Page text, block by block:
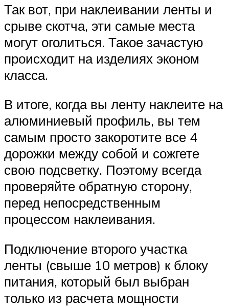
Так вот, при наклеивании ленты и
срыве скотча, эти самые места
могут оголиться. Такое зачастую
происходит на изделиях эконом
класса.
В итоге, когда вы ленту наклеите на
алюминиевый профиль, вы тем
самым просто закоротите все 4
дорожки между собой и сожгете
свою подсветку. Поэтому всегда
проверяйте обратную сторону,
перед непосредственным
процессом наклеивания.
Подключение второго участка
ленты (свыше 10 метров) к блоку
питания, который был выбран
только из расчета мощности